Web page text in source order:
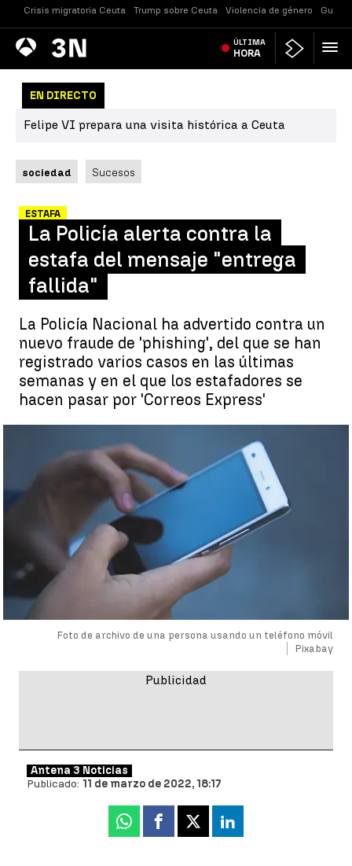
Crisis migratoria Ceuta Trump sobre Ceuta Violencia de género
Antena
3 Noticias ÚLTIMA
HORA
EN DIRECTO
Felipe VI prepara una visita histórica a Ceuta
sociedad Sucesos
ESTAFA
La Policía alerta contra la
estafa del mensaje "entrega
fallida"
La Policía Nacional ha advertido contra un
nuevo fraude de 'phishing', del que se han
registrado varios casos en las últimas
semanas y en el que los estafadores se
hacen pasar por 'Correos Express'
Foto de archivo de una persona usando un teléfono móvil
Pixabay
Antena 3 Noticias
Publicado: 11 de marzo de 2022, 18:17
Whatsapp
Facebook
X Linkedin